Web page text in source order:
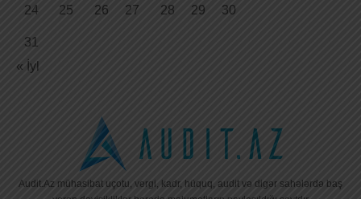
24 25 26 27 28 29 30
31
« İyl
Audit.Az mühasibat uçotu, vergi, kadr, hüquq, audit və digər sahələrdə baş